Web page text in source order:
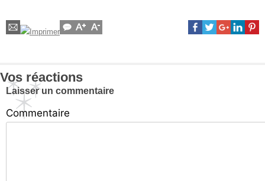
Vos réactions
Laisser un commentaire
Commentaire